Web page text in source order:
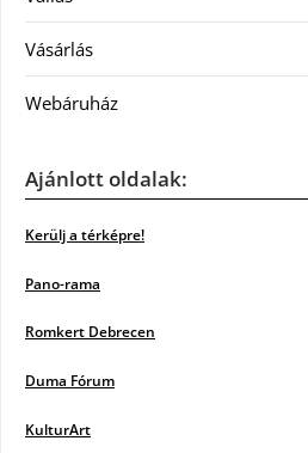
Vásárlás
Webáruház
Ajánlott oldalak:
Kerülj a térképre!
Pano-rama
Romkert Debrecen
Duma Fórum
KulturArt